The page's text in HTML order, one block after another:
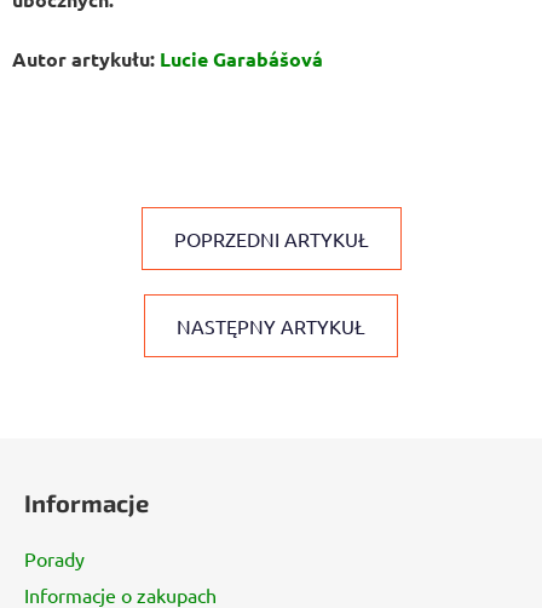
Autor artykułu: Lucie Garabášová
POPRZEDNI ARTYKUŁ
NASTĘPNY ARTYKUŁ
Informacje
Porady
Informacje o zakupach